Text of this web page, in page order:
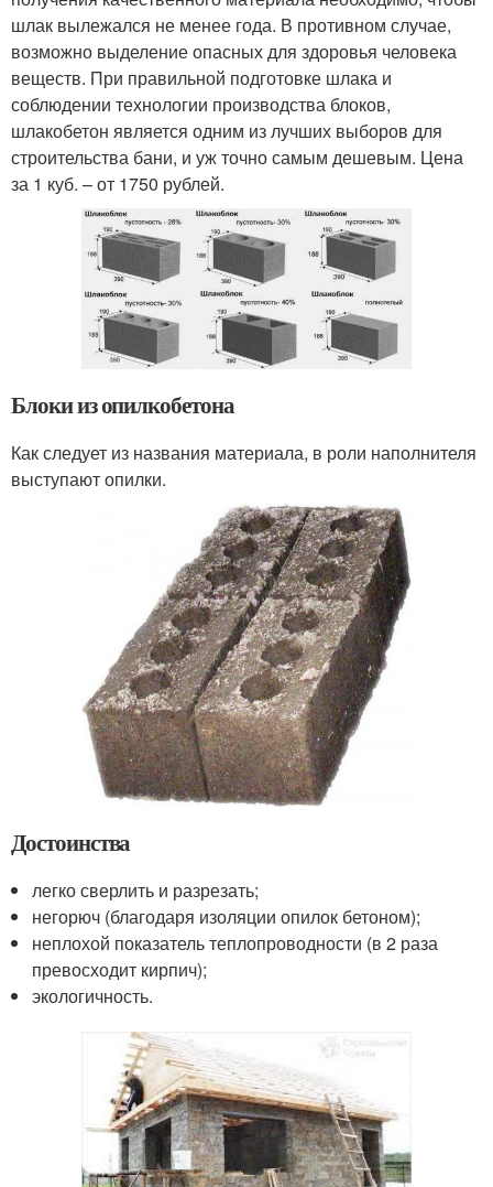
шлак вылежался не менее года. В противном случае,
возможно выделение опасных для здоровья человека
веществ. При правильной подготовке шлака и
соблюдении технологии производства блоков,
шлакобетон является одним из лучших выборов для
строительства бани, и уж точно самым дешевым. Цена
за 1 куб. – от 1750 рублей.
Блоки из опилкобетона
Как следует из названия материала, в роли наполнителя
выступают опилки.
Достоинства
легко сверлить и разрезать;
негорюч (благодаря изоляции опилок бетоном);
неплохой показатель теплопроводности (в 2 раза
превосходит кирпич);
экологичность.